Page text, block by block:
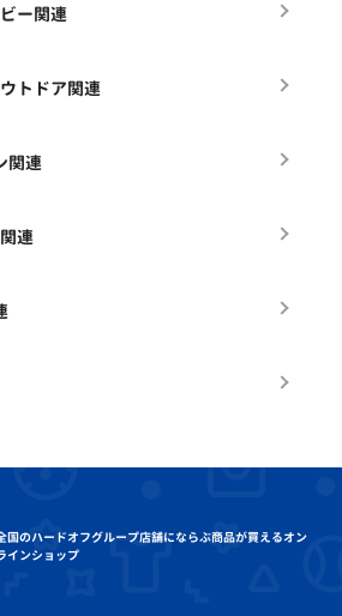
ー関連
トドア関連
関連
連
国のハードオフグループ店舗にならぶ商品が買えるオン
インショップ